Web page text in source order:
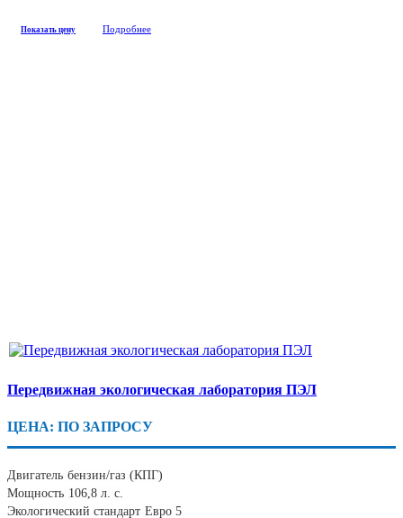
Показать цену Подробнее
Передвижная экологическая лаборатория ПЭЛ
ЦЕНА: ПО ЗАПРОСУ
Двигатель бензин/газ (КПГ)
Мощность 106,8 л. с.
Экологический стандарт Евро 5